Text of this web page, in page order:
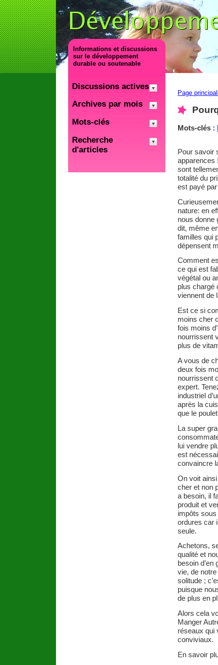
Informations et discussions
sur le développement
durable ou soutenable
Page
Mots-clés :
Pour savoir
apparences
sont
totalité du
est payé
nature: en
nous donne
dit, même
familles qui
dépensent
Comment
ce qui est
végétal ou
plus chargé
viennent de
Est ce si
moins cher
fois moins
nourrissent
plus de
A vous de
deux fois
nourrissent
expert.
industriel
après la
que le
La super
lui vendre
est
convaincre
On voit
cher et non
a besoin, il
produit et
impôts
ordures car
seule.
Achetons,
qualité et
besoin
vie, de
solitude ;
puisque
de plus en
Alors cela
Manger
réseaux qui
conviviaux.
En savoir
Discussions actives
Archives par mois
Mots-clés
Recherche
d'articles